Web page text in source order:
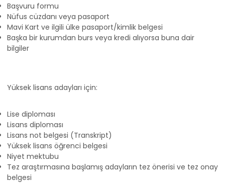
Başvuru formu
Nüfus cüzdanı veya pasaport
Mavi Kart ve ilgili ülke pasaport/kimlik belgesi
Başka bir kurumdan burs veya kredi alıyorsa buna dair
bilgiler
Yüksek lisans adayları için:
Lise diploması
Lisans diploması
Lisans not belgesi (Transkript)
Yüksek lisans öğrenci belgesi
Niyet mektubu
Tez araştırmasına başlamış adayların tez önerisi ve tez onay
belgesi